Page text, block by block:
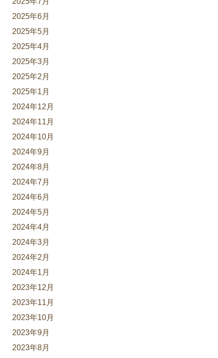
2025年6月
2025年5月
2025年4月
2025年3月
2025年2月
2025年1月
2024年12月
2024年11月
2024年10月
2024年9月
2024年8月
2024年7月
2024年6月
2024年5月
2024年4月
2024年3月
2024年2月
2024年1月
2023年12月
2023年11月
2023年10月
2023年9月
2023年8月